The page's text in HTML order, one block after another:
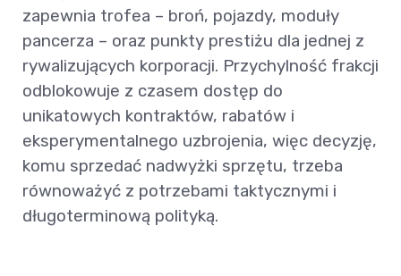
zapewnia trofea – broń, pojazdy, moduły
pancerza – oraz punkty prestiżu dla jednej z
rywalizujących korporacji. Przychylność frakcji
odblokowuje z czasem dostęp do
unikatowych kontraktów, rabatów i
eksperymentalnego uzbrojenia, więc decyzję,
komu sprzedać nadwyżki sprzętu, trzeba
równoważyć z potrzebami taktycznymi i
długoterminową polityką.